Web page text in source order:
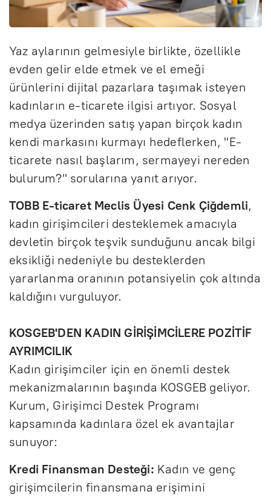
Yaz aylarının gelmesiyle birlikte, özellikle
evden gelir elde etmek ve el emeği
ürünlerini dijital pazarlara taşımak isteyen
kadınların e-ticarete ilgisi artıyor. Sosyal
medya üzerinden satış yapan birçok kadın
kendi markasını kurmayı hedeflerken, "E-
ticarete nasıl başlarım, sermayeyi nereden
bulurum?" sorularına yanıt arıyor.
TOBB E-ticaret Meclis Üyesi Cenk Çiğdemli,
kadın girişimcileri desteklemek amacıyla
devletin birçok teşvik sunduğunu ancak bilgi
eksikliği nedeniyle bu desteklerden
yararlanma oranının potansiyelin çok altında
kaldığını vurguluyor.
KOSGEB'DEN KADIN GİRİŞİMCİLERE POZİTİF
AYRIMCILIK
Kadın girişimciler için en önemli destek
mekanizmalarının başında KOSGEB geliyor.
Kurum, Girişimci Destek Programı
kapsamında kadınlara özel ek avantajlar
sunuyor:
Kredi Finansman Desteği: Kadın ve genç
girişimcilerin finansmana erişimini